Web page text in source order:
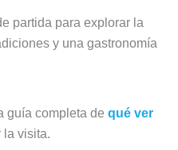
partida para explorar la
y una gastronomía
guía completa de qué ver
visita.